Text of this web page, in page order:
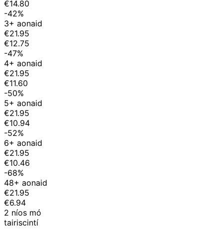
€14.80
-42%
3+ aonaid
€21.95
€12.75
-47%
4+ aonaid
€21.95
€11.60
-50%
5+ aonaid
€21.95
€10.94
-52%
6+ aonaid
€21.95
€10.46
-68%
48+ aonaid
€21.95
€6.94
2 níos mó
tairiscintí